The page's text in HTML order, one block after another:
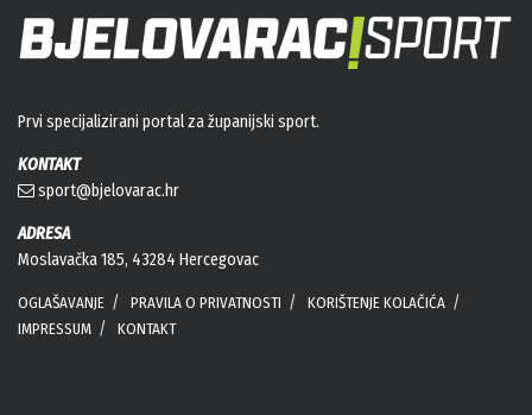
Prvi specijalizirani portal za županijski sport.
KONTAKT
sport@bjelovarac.hr
ADRESA
Moslavačka 185, 43284 Hercegovac
OGLAŠAVANJE PRAVILA O PRIVATNOSTI
KORIŠTENJE KOLAČIĆA
IMPRESSUM
KONTAKT